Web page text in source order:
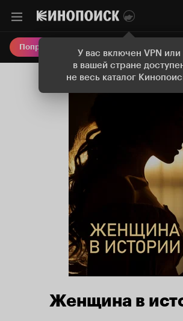
У вас включен VPN или
в вашей стране
не весь каталог
Попробовать Плюс Онлайн-
Женщина в